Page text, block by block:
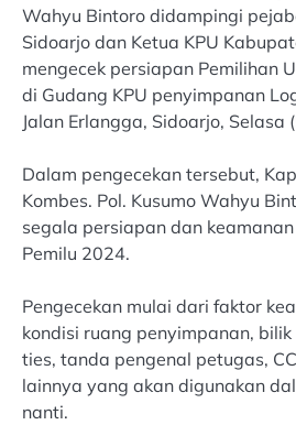
Wahyu Bintoro didampingi
Sidoarjo dan Ketua KPU
mengecek persiapan Pemilihan
di Gudang KPU penyimpanan
Jalan Erlangga, Sidoarjo, Selasa
Dalam pengecekan tersebut,
Kombes. Pol. Kusumo Wahyu
segala persiapan dan
Pemilu 2024.
Pengecekan mulai dari faktor
kondisi ruang penyimpanan,
ties, tanda pengenal petugas,
lainnya yang akan digunakan
nanti.